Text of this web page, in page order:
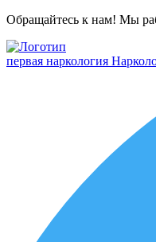
Обращайтесь к нам! Мы
первая наркология